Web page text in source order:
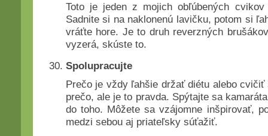
Toto je jeden z mojich obľúbených
Sadnite si na naklonenú lavičku, potom si
vráťte hore. Je to druh reverzných
vyzerá, skúste to.
Spolupracujte
Prečo je vždy ľahšie držať diétu alebo
prečo, ale je to pravda. Spýtajte sa
do toho. Môžete sa vzájomne inšpirovať,
medzi sebou aj priateľsky súťažiť.